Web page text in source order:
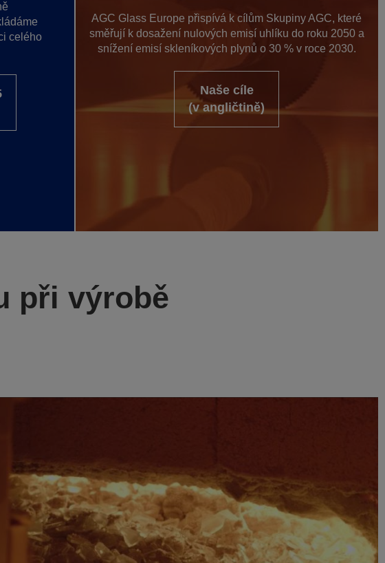
celého
AGC Glass Europe přispívá k cílům Skupiny AGC, které
směřují k dosažení nulových emisí uhlíku do roku 2050 a
snížení emisí skleníkových plynů o 30 % v roce 2030.
Naše cíle
(v angličtině)
při výrobě